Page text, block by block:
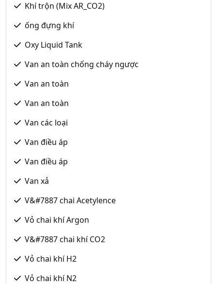
Khí trộn (Mix AR_CO2)
ống đựng khí
Oxy Liquid Tank
Van an toàn chống cháy ngược
Van an toàn
Van an toàn
Van các loại
Van điều áp
Van điều áp
Van xả
V&#7887 chai Acetylence
Vỏ chai khí Argon
V&#7887 chai khí CO2
Vỏ chai khí H2
Vỏ chai khí N2